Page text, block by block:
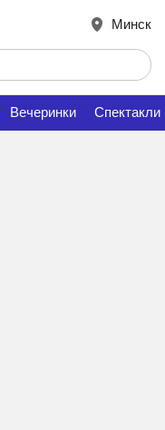
Минск
Вечеринки Спектакли